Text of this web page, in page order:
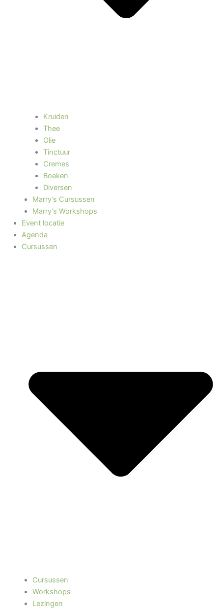
Kruiden
Thee
Olie
Tinctuur
Cremes
Boeken
Diversen
Marry’s Cursussen
Marry’s Workshops
Event locatie
Agenda
Cursussen
Cursussen
Workshops
Lezingen